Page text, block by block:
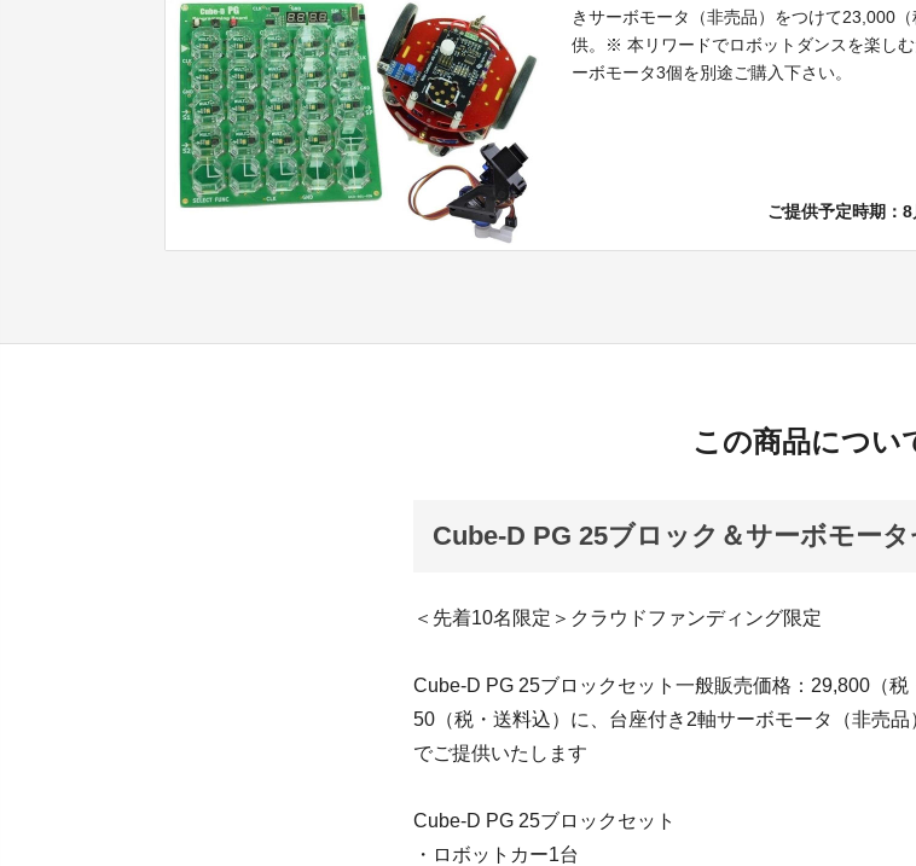
きサーボモータ（非売品）をつけて23,000
供。※ 本リワードでロボットダンスを楽し
ーボモータ3個を別途ご購入下さい。
ご提供予定時期：
この商品につい
Cube-D PG 25ブロック＆サーボモータ
＜先着10名限定＞クラウドファンディング限定
Cube-D PG 25ブロックセット一般販売価格：29,800（
50（税・送料込）に、台座付き2軸サーボモータ（非売品
でご提供いたします
Cube-D PG 25ブロックセット
・ロボットカー1台